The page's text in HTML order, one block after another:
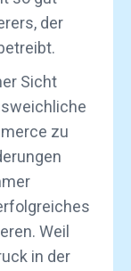
der
Sicht
zu
Weil
in der